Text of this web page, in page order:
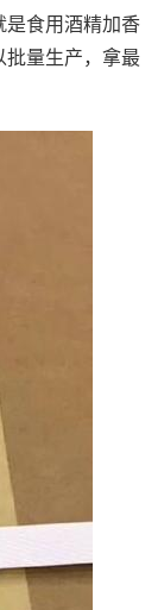
是食用酒精加香
批量生产，拿最